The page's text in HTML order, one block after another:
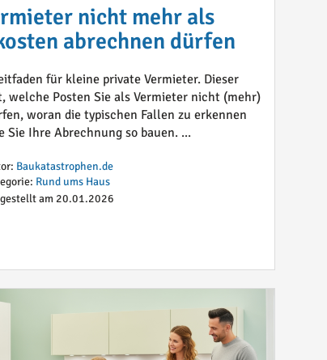
nicht mehr als
abrechnen dürfen
für kleine private Vermieter. Dieser
welche Posten Sie als Vermieter nicht (mehr)
woran die typischen Fallen zu erkennen
Sie Ihre Abrechnung so bauen. ...
Baukatastrophen.de
Rund ums Haus
am 20.01.2026